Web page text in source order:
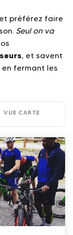
et préférez faire
Seul on va
, et savent
en fermant les
VUE CARTE